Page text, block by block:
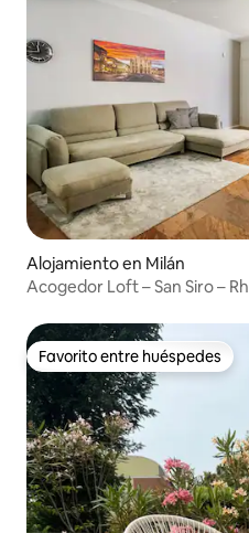
Alojamiento en Milán
Acogedor Loft – San Siro –
Favorito entre huéspedes
Favorito entre huéspedes